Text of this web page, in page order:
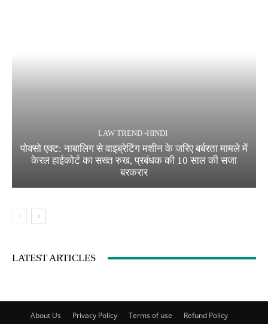
LAW TREND -HINDI
पोक्सो एक्ट: नाबालिग से वाइब्रेटिंग मशीन के जरिए बर्बरता मामले में
केरल हाईकोर्ट का सख्त रुख, प्रबंधक की 10 साल की सजा
बरकरार
LATEST ARTICLES
About Us Privacy Policy Terms of use
Refund Policy